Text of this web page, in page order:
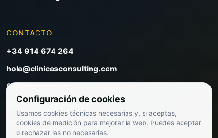
CONTACTO
+34 914 674 264
hola@clinicasconsulting.com
Solicitar reunión
Blog de marketing clínico
Ver precios
Configuración de cookies
Usamos cookies técnicas necesarias y, si aceptas,
cookies de medición para mejorar la web. Puedes aceptar
o rechazar las no necesarias.